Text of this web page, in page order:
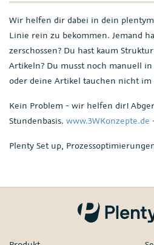
Wir helfen dir dabei in dein
Linie rein zu bekommen. Jemand
zerschossen? Du hast kaum
Artikeln? Du musst noch manuell
oder deine Artikel tauchen nicht im
Kein Problem - wir helfen dir!
Stundenbasis. www.3WKonzepte.de
Plenty Set up,